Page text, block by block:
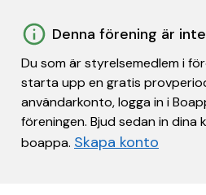
Denna förening är
Du som är styrelsemedlem i
starta upp en gratis
användarkonto, logga in i
föreningen. Bjud sedan in dina
boappa. Skapa konto